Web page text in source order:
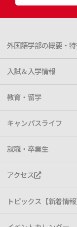
外国語学部の概要・
入試＆入学情報
教育・留学
キャンパスライフ
就職・卒業生
アクセス
トピックス【新着情報